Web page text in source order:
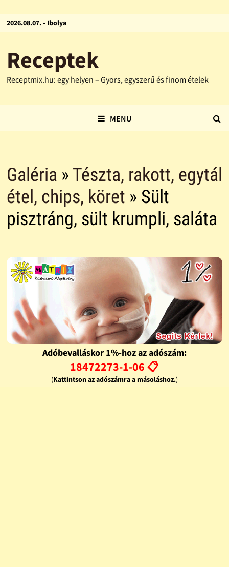
2026.08.07. - Ibolya
Receptek
Receptmix.hu: egy helyen – Gyors, egyszerű és finom ételek
MENU
Galéria » Tészta, rakott, egytál
étel, chips, köret » Sült
pisztráng, sült krumpli, saláta
Adóbevalláskor 1%-hoz az adószám:
18472273-1-06 📋
(Kattintson az adószámra a másoláshoz.)